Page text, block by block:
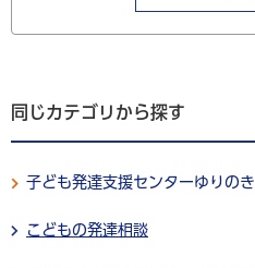
同じカテゴリから探す
子ども発達支援センターゆりのき
こどもの発達相談